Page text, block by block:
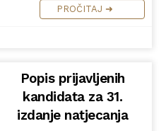
PROČITAJ ➜
Popis prijavljenih
kandidata za 31.
izdanje natjecanja